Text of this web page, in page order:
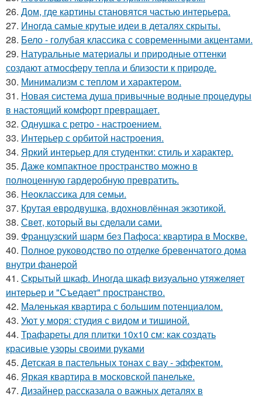
26. Дом, где картины становятся частью интерьера.
27. Иногда самые крутые идеи в деталях скрыты.
28. Бело - голубая классика с современными акцентами.
29. Натуральные материалы и природные оттенки
создают атмосферу тепла и близости к природе.
30. Минимализм с теплом и характером.
31. Новая система душа привычные водные процедуры
в настоящий комфорт превращает.
32. Однушка с ретро - настроением.
33. Интерьер с орбитой настроения.
34. Яркий интерьер для студентки: стиль и характер.
35. Даже компактное пространство можно в
полноценную гардеробную превратить.
36. Неоклассика для семьи.
37. Крутая евродвушка, вдохновлённая экзотикой.
38. Свет, который вы сделали сами.
39. Французский шарм без Пафоса: квартира в Москве.
40. Полное руководство по отделке бревенчатого дома
внутри фанерой
41. Скрытый шкаф. Иногда шкаф визуально утяжеляет
интерьер и "Съедает" пространство.
42. Маленькая квартира с большим потенциалом.
43. Уют у моря: студия с видом и тишиной.
44. Трафареты для плитки 10х10 см: как создать
красивые узоры своими руками
45. Детская в пастельных тонах с вау - эффектом.
46. Яркая квартира в московской панельке.
47. Дизайнер рассказала о важных деталях в